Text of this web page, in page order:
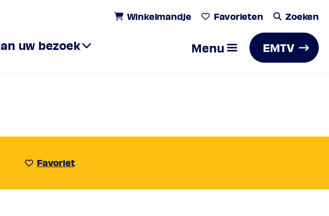
uw bezoek
Winkelmandje Favorieten Zoeken
Menu EMTV
Favoriet